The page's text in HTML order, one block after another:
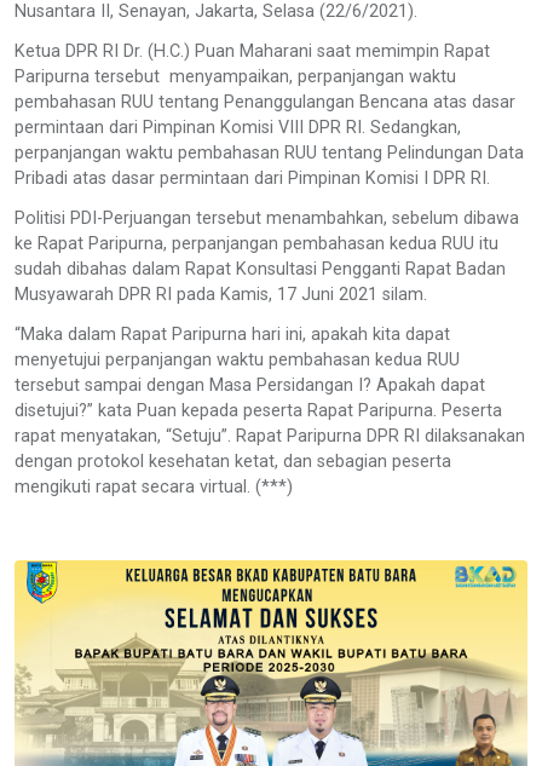
Nusantara II, Senayan, Jakarta, Selasa (22/6/2021).
Ketua DPR RI Dr. (H.C.) Puan Maharani saat memimpin Rapat
Paripurna tersebut menyampaikan, perpanjangan waktu
pembahasan RUU tentang Penanggulangan Bencana atas dasar
permintaan dari Pimpinan Komisi VIII DPR RI. Sedangkan,
perpanjangan waktu pembahasan RUU tentang Pelindungan Data
Pribadi atas dasar permintaan dari Pimpinan Komisi I DPR RI.
Politisi PDI-Perjuangan tersebut menambahkan, sebelum dibawa
ke Rapat Paripurna, perpanjangan pembahasan kedua RUU itu
sudah dibahas dalam Rapat Konsultasi Pengganti Rapat Badan
Musyawarah DPR RI pada Kamis, 17 Juni 2021 silam.
“Maka dalam Rapat Paripurna hari ini, apakah kita dapat
menyetujui perpanjangan waktu pembahasan kedua RUU
tersebut sampai dengan Masa Persidangan I? Apakah dapat
disetujui?” kata Puan kepada peserta Rapat Paripurna. Peserta
rapat menyatakan, “Setuju”. Rapat Paripurna DPR RI dilaksanakan
dengan protokol kesehatan ketat, dan sebagian peserta
mengikuti rapat secara virtual. (***)